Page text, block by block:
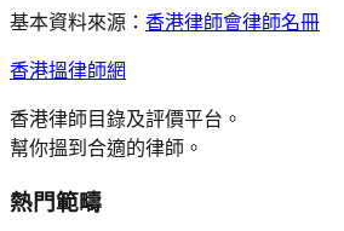
基本資料來源： 香港律師會律師名冊
香港搵律師網
香港律師目錄及評價平台。
幫你搵到合適的律師。
熱門範疇